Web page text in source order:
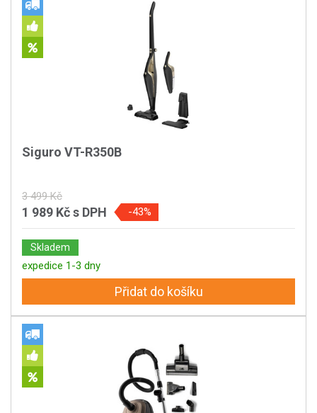
Siguro VT-R350B
3 499 Kč
1 989 Kčs DPH -43%
Skladem
expedice 1-3 dny
Přidat do košíku